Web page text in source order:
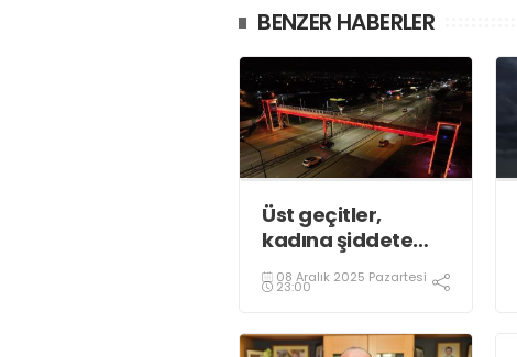
BENZER HABERLER
Üst geçitler,
kadına şiddete
karşı “turuncu”
renkle aydınlatıldı;
08 Aralık 2025 Pazartesi
23:00